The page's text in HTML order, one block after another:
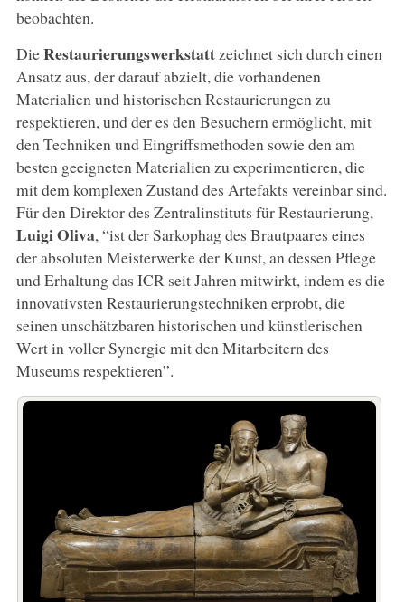
beobachten.
DieRestaurierungswerkstattzeichnet sich durch einen
Ansatz aus, der darauf abzielt, die vorhandenen
Materialien und historischen Restaurierungen zu
respektieren, und der es den Besuchern ermöglicht, mit
den Techniken und Eingriffsmethoden sowie den am
besten geeigneten Materialien zu experimentieren, die
mit dem komplexen Zustand des Artefakts vereinbar sind.
Für den Direktor des Zentralinstituts für Restaurierung,
Luigi Oliva, “ist der Sarkophag des Brautpaares eines
der absoluten Meisterwerke der Kunst, an dessen Pflege
und Erhaltung das ICR seit Jahren mitwirkt, indem es die
innovativsten Restaurierungstechniken erprobt, die
seinen unschätzbaren historischen und künstlerischen
Wert in voller Synergie mit den Mitarbeitern des
Museums respektieren”.